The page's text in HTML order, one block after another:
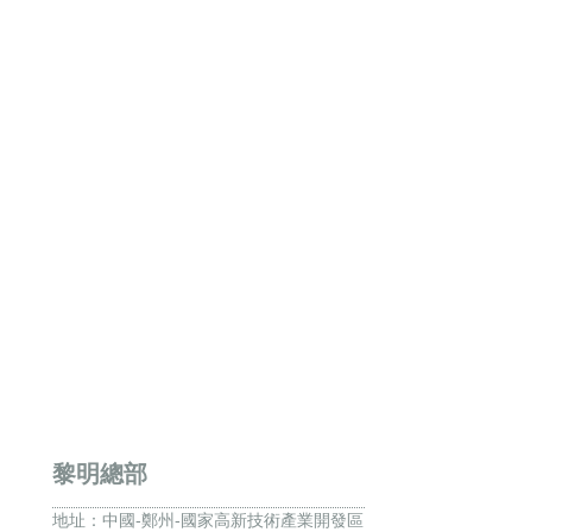
黎明總部
地址： 中國-鄭州-國家高新技術產業開發區